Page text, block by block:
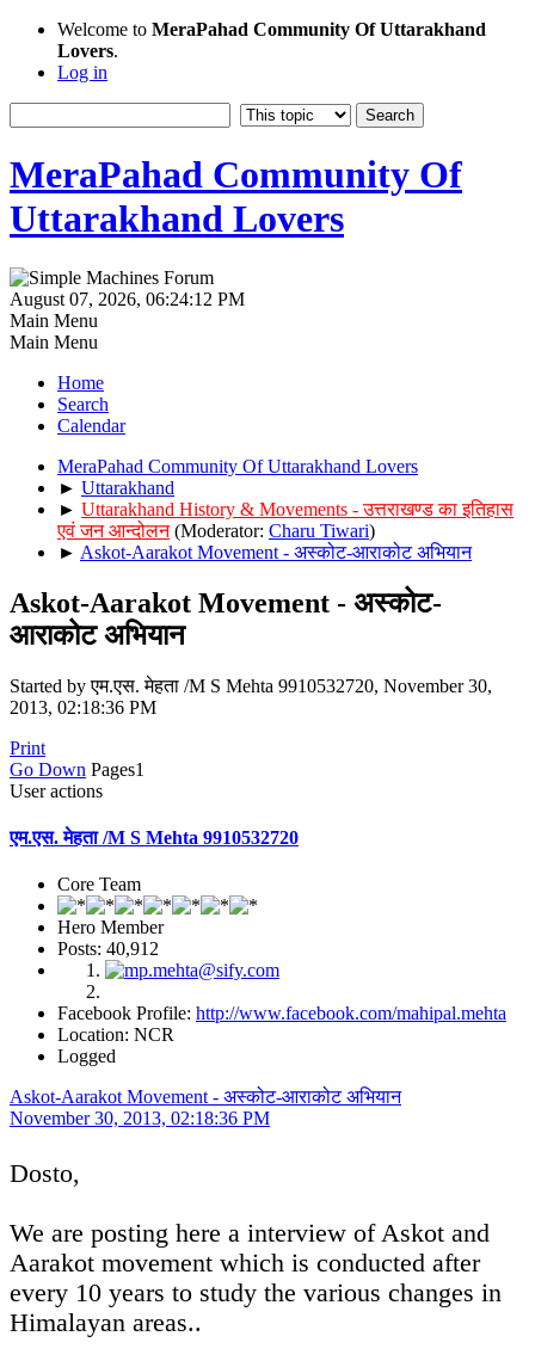
Welcome to MeraPahad Community Of Uttarakhand
Lovers.
Log in
MeraPahad Community Of
Uttarakhand Lovers
August 07, 2026, 06:24:12 PM
Main Menu
Main Menu
Home
Search
Calendar
MeraPahad Community Of Uttarakhand Lovers
► Uttarakhand
► Uttarakhand History & Movements - उत्तराखण्ड का इतिहास
एवं जन आन्दोलन (Moderator: Charu Tiwari)
► Askot-Aarakot Movement - अस्कोट-आराकोट अभियान
Askot-Aarakot Movement - अस्कोट-
आराकोट अभियान
Started by एम.एस. मेहता /M S Mehta 9910532720, November 30,
2013, 02:18:36 PM
Print
Go Down Pages1
User actions
एम.एस. मेहता /M S Mehta 9910532720
Core Team
Hero Member
Posts: 40,912
Facebook Profile: http://www.facebook.com/mahipal.mehta
Location: NCR
Logged
Askot-Aarakot Movement - अस्कोट-आराकोट अभियान
November 30, 2013, 02:18:36 PM
Dosto,
We are posting here a interview of Askot and
Aarakot movement which is conducted after
every 10 years to study the various changes in
Himalayan areas..